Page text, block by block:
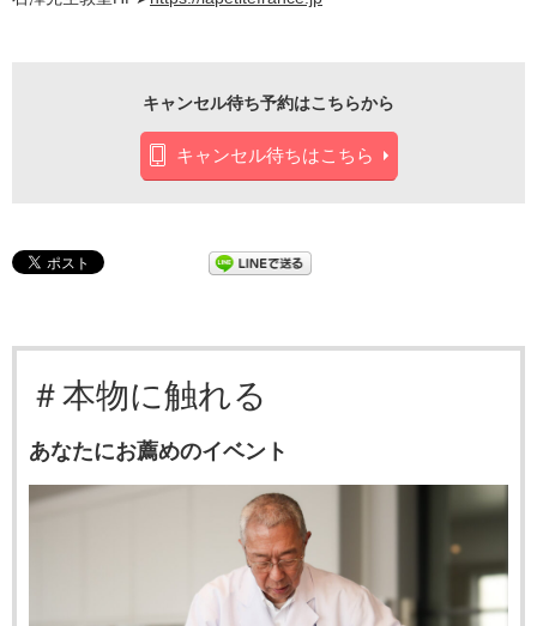
キャンセル待ち予約はこちらから
キャンセル待ちはこちら
＃本物に触れる
あなたにお薦めのイベント